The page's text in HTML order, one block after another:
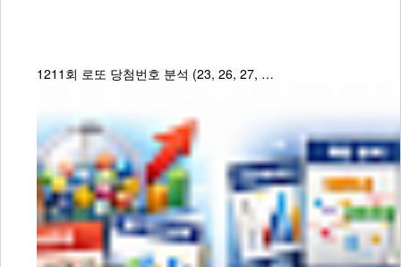
1211회 로또 당첨번호 분석 (23, 26, 27, …